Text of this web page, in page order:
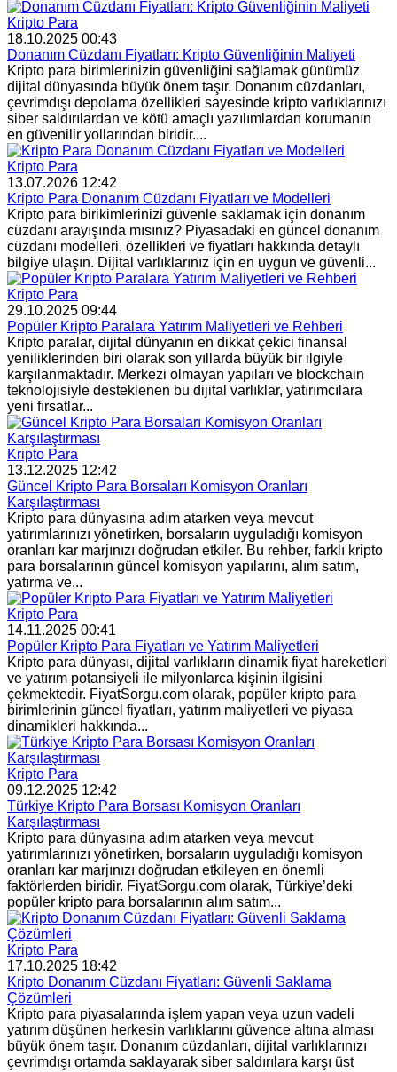
Kripto Para
18.10.2025 00:43
Donanım Cüzdanı Fiyatları: Kripto Güvenliğinin Maliyeti
Kripto para birimlerinizin güvenliğini sağlamak günümüz
dijital dünyasında büyük önem taşır. Donanım cüzdanları,
çevrimdışı depolama özellikleri sayesinde kripto varlıklarınızı
siber saldırılardan ve kötü amaçlı yazılımlardan korumanın
en güvenilir yollarından biridir....
Kripto Para
13.07.2026 12:42
Kripto Para Donanım Cüzdanı Fiyatları ve Modelleri
Kripto para birikimlerinizi güvenle saklamak için donanım
cüzdanı arayışında mısınız? Piyasadaki en güncel donanım
cüzdanı modelleri, özellikleri ve fiyatları hakkında detaylı
bilgiye ulaşın. Dijital varlıklarınız için en uygun ve güvenli...
Kripto Para
29.10.2025 09:44
Popüler Kripto Paralara Yatırım Maliyetleri ve Rehberi
Kripto paralar, dijital dünyanın en dikkat çekici finansal
yeniliklerinden biri olarak son yıllarda büyük bir ilgiyle
karşılanmaktadır. Merkezi olmayan yapıları ve blockchain
teknolojisiyle desteklenen bu dijital varlıklar, yatırımcılara
yeni fırsatlar...
Kripto Para
13.12.2025 12:42
Güncel Kripto Para Borsaları Komisyon Oranları
Karşılaştırması
Kripto para dünyasına adım atarken veya mevcut
yatırımlarınızı yönetirken, borsaların uyguladığı komisyon
oranları kar marjınızı doğrudan etkiler. Bu rehber, farklı kripto
para borsalarının güncel komisyon yapılarını, alım satım,
yatırma ve...
Kripto Para
14.11.2025 00:41
Popüler Kripto Para Fiyatları ve Yatırım Maliyetleri
Kripto para dünyası, dijital varlıkların dinamik fiyat hareketleri
ve yatırım potansiyeli ile milyonlarca kişinin ilgisini
çekmektedir. FiyatSorgu.com olarak, popüler kripto para
birimlerinin güncel fiyatları, yatırım maliyetleri ve piyasa
dinamikleri hakkında...
Kripto Para
09.12.2025 12:42
Türkiye Kripto Para Borsası Komisyon Oranları
Karşılaştırması
Kripto para dünyasına adım atarken veya mevcut
yatırımlarınızı yönetirken, borsaların uyguladığı komisyon
oranları kar marjınızı doğrudan etkileyen en önemli
faktörlerden biridir. FiyatSorgu.com olarak, Türkiye’deki
popüler kripto para borsalarının alım satım...
Kripto Para
17.10.2025 18:42
Kripto Donanım Cüzdanı Fiyatları: Güvenli Saklama
Çözümleri
Kripto para piyasalarında işlem yapan veya uzun vadeli
yatırım düşünen herkesin varlıklarını güvence altına alması
büyük önem taşır. Donanım cüzdanları, dijital varlıklarınızı
çevrimdışı ortamda saklayarak siber saldırılara karşı üst